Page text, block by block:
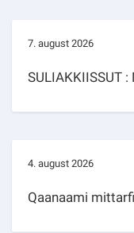
7. august 2026
SULIAKKIISSUT
4. august 2026
Qaanaami